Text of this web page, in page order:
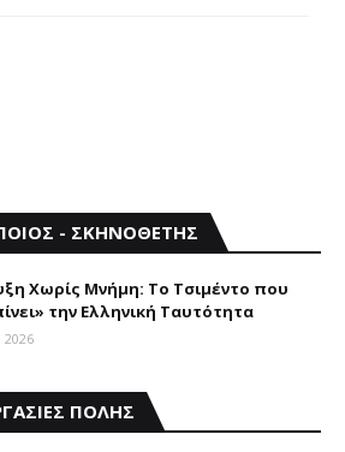
- ΣΚΗΝΟΘΕΤΗΣ
Xωρίς Mνήμη: Το Τσιμέντο που
την Ελληνική Ταυτότητα
2026
ΠΟΛΗΣ